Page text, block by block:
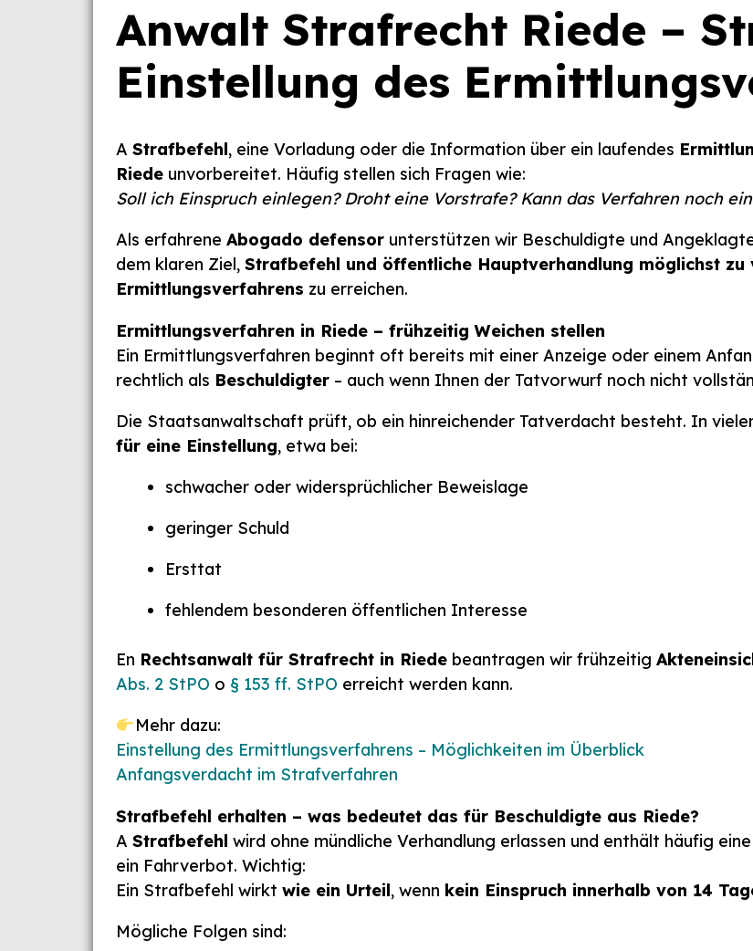
Anwalt Strafrecht Riede –
Einstellung des
A Strafbefehl, eine Vorladung oder die Information über ein laufendes
Riede unvorbereitet. Häufig stellen sich Fragen wie:
Soll ich Einspruch einlegen? Droht eine Vorstrafe? Kann das Verfahren noch
Als erfahrene Abogado defensor unterstützen wir Beschuldigte und
dem klaren Ziel, Strafbefehl und öffentliche Hauptverhandlung möglichst zu
Ermittlungsverfahrens zu erreichen.
Ermittlungsverfahren in Riede – frühzeitig Weichen stellen
Ein Ermittlungsverfahren beginnt oft bereits mit einer Anzeige oder einem
rechtlich als Beschuldigter – auch wenn Ihnen der Tatvorwurf noch nicht
Die Staatsanwaltschaft prüft, ob ein hinreichender Tatverdacht besteht. In
für eine Einstellung, etwa bei:
schwacher oder widersprüchlicher Beweislage
geringer Schuld
Ersttat
fehlendem besonderen öffentlichen Interesse
En Rechtsanwalt für Strafrecht in Riede beantragen wir frühzeitig
Abs. 2 StPO o § 153 ff. StPO erreicht werden kann.
Mehr dazu:
Einstellung des Ermittlungsverfahrens – Möglichkeiten im Überblick
Anfangsverdacht im Strafverfahren
Strafbefehl erhalten – was bedeutet das für Beschuldigte aus Riede?
A Strafbefehl wird ohne mündliche Verhandlung erlassen und enthält häufig
ein Fahrverbot. Wichtig:
Ein Strafbefehl wirkt wie ein Urteil, wenn kein Einspruch innerhalb von 14
Mögliche Folgen sind: